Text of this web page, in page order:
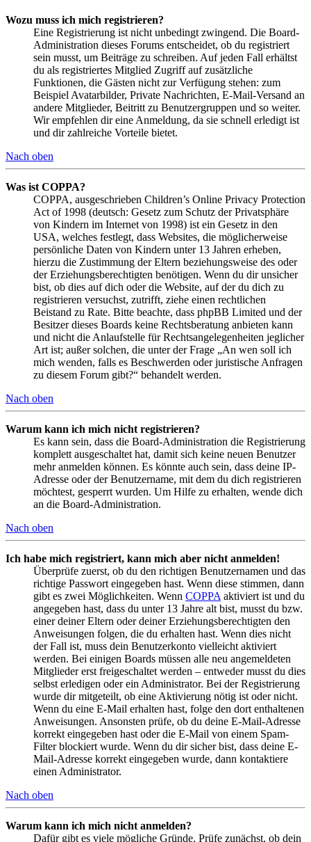
Wozu muss ich mich registrieren?
Eine Registrierung ist nicht unbedingt zwingend. Die Board-
Administration dieses Forums entscheidet, ob du registriert
sein musst, um Beiträge zu schreiben. Auf jeden Fall erhältst
du als registriertes Mitglied Zugriff auf zusätzliche
Funktionen, die Gästen nicht zur Verfügung stehen: zum
Beispiel Avatarbilder, Private Nachrichten, E-Mail-Versand an
andere Mitglieder, Beitritt zu Benutzergruppen und so weiter.
Wir empfehlen dir eine Anmeldung, da sie schnell erledigt ist
und dir zahlreiche Vorteile bietet.
Nach oben
Was ist COPPA?
COPPA, ausgeschrieben Children’s Online Privacy Protection
Act of 1998 (deutsch: Gesetz zum Schutz der Privatsphäre
von Kindern im Internet von 1998) ist ein Gesetz in den
USA, welches festlegt, dass Websites, die möglicherweise
persönliche Daten von Kindern unter 13 Jahren erheben,
hierzu die Zustimmung der Eltern beziehungsweise des oder
der Erziehungsberechtigten benötigen. Wenn du dir unsicher
bist, ob dies auf dich oder die Website, auf der du dich zu
registrieren versuchst, zutrifft, ziehe einen rechtlichen
Beistand zu Rate. Bitte beachte, dass phpBB Limited und der
Besitzer dieses Boards keine Rechtsberatung anbieten kann
und nicht die Anlaufstelle für Rechtsangelegenheiten jeglicher
Art ist; außer solchen, die unter der Frage „An wen soll ich
mich wenden, falls es Beschwerden oder juristische Anfragen
zu diesem Forum gibt?“ behandelt werden.
Nach oben
Warum kann ich mich nicht registrieren?
Es kann sein, dass die Board-Administration die Registrierung
komplett ausgeschaltet hat, damit sich keine neuen Benutzer
mehr anmelden können. Es könnte auch sein, dass deine IP-
Adresse oder der Benutzername, mit dem du dich registrieren
möchtest, gesperrt wurden. Um Hilfe zu erhalten, wende dich
an die Board-Administration.
Nach oben
Ich habe mich registriert, kann mich aber nicht anmelden!
Überprüfe zuerst, ob du den richtigen Benutzernamen und das
richtige Passwort eingegeben hast. Wenn diese stimmen, dann
gibt es zwei Möglichkeiten. Wenn COPPA aktiviert ist und du
angegeben hast, dass du unter 13 Jahre alt bist, musst du bzw.
einer deiner Eltern oder deiner Erziehungsberechtigten den
Anweisungen folgen, die du erhalten hast. Wenn dies nicht
der Fall ist, muss dein Benutzerkonto vielleicht aktiviert
werden. Bei einigen Boards müssen alle neu angemeldeten
Mitglieder erst freigeschaltet werden – entweder musst du dies
selbst erledigen oder ein Administrator. Bei der Registrierung
wurde dir mitgeteilt, ob eine Aktivierung nötig ist oder nicht.
Wenn du eine E-Mail erhalten hast, folge den dort enthaltenen
Anweisungen. Ansonsten prüfe, ob du deine E-Mail-Adresse
korrekt eingegeben hast oder die E-Mail von einem Spam-
Filter blockiert wurde. Wenn du dir sicher bist, dass deine E-
Mail-Adresse korrekt eingegeben wurde, dann kontaktiere
einen Administrator.
Nach oben
Warum kann ich mich nicht anmelden?
Dafür gibt es viele mögliche Gründe. Prüfe zunächst, ob dein